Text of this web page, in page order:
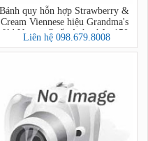
Bánh quy hỗn hợp Strawberry &
Cream Viennese hiệu Grandma's
Vương Quốc Anh - hộp 150g
Liên hệ 098.679.8008